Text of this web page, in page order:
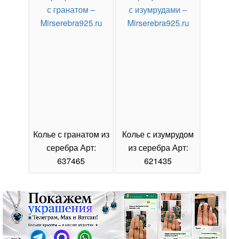
Колье с гранатом из
серебра Арт:
637465
Колье с изумрудом
из серебра Арт:
621435